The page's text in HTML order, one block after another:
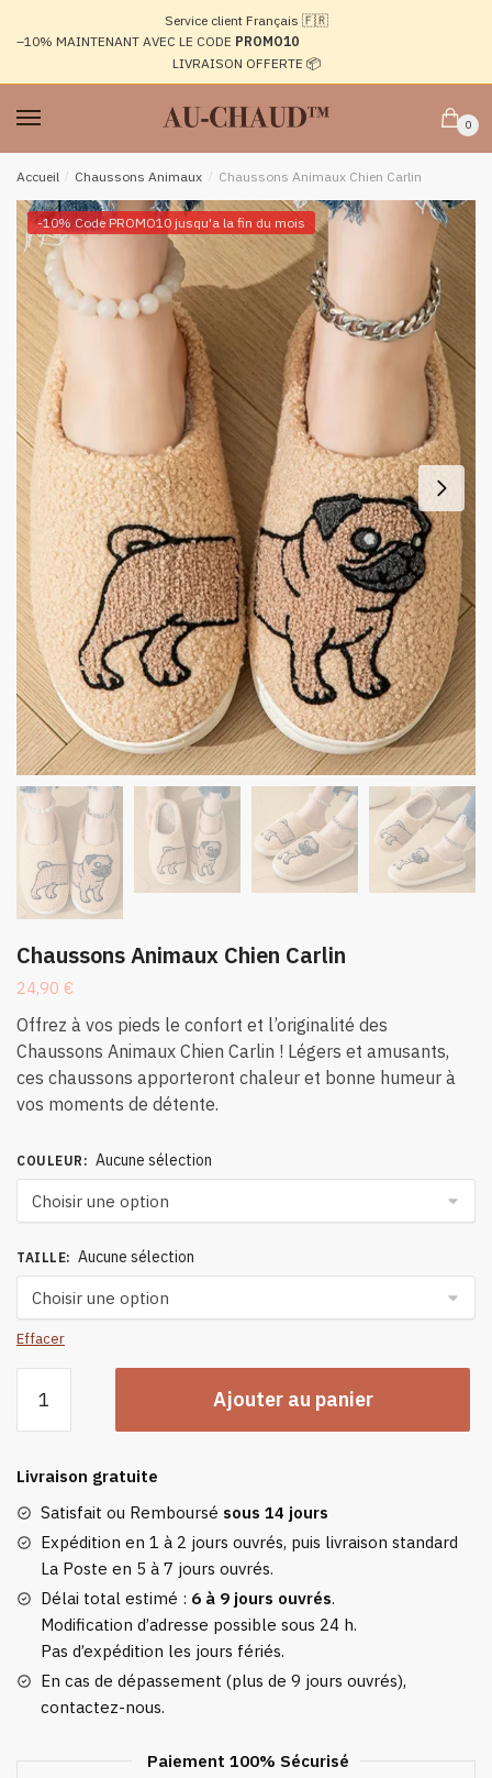
navigation
Service client Français 🇫🇷
–10% MAINTENANT AVEC LE CODE PROMO10
LIVRAISON OFFERTE 📦
0
Accueil / Chaussons Animaux / Chaussons Animaux Chien Carlin
-10% Code PROMO10 jusqu'a la fin du mois
Chaussons Animaux Chien Carlin
24,90 €
Offrez à vos pieds le confort et l’originalité des
Chaussons Animaux Chien Carlin ! Légers et amusants,
ces chaussons apporteront chaleur et bonne humeur à
vos moments de détente.
COULEUR : Aucune sélection
TAILLE: Aucune sélection
Effacer
Chaussons
Chien
Carlin
Ajouter au panier
Livraison gratuite
Satisfait ou Remboursé sous 14 jours
Expédition en 1 à 2 jours ouvrés, puis livraison standard
La Poste en 5 à 7 jours ouvrés.
Délai total estimé : 6 à 9 jours ouvrés.
Modification d’adresse possible sous 24 h.
Pas d’expédition les jours fériés.
En cas de dépassement (plus de 9 jours ouvrés),
contactez-nous.
Paiement 100% Sécurisé